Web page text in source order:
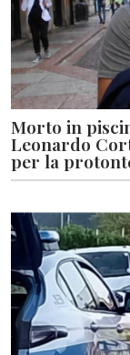
Morto in
Leonardo
per la